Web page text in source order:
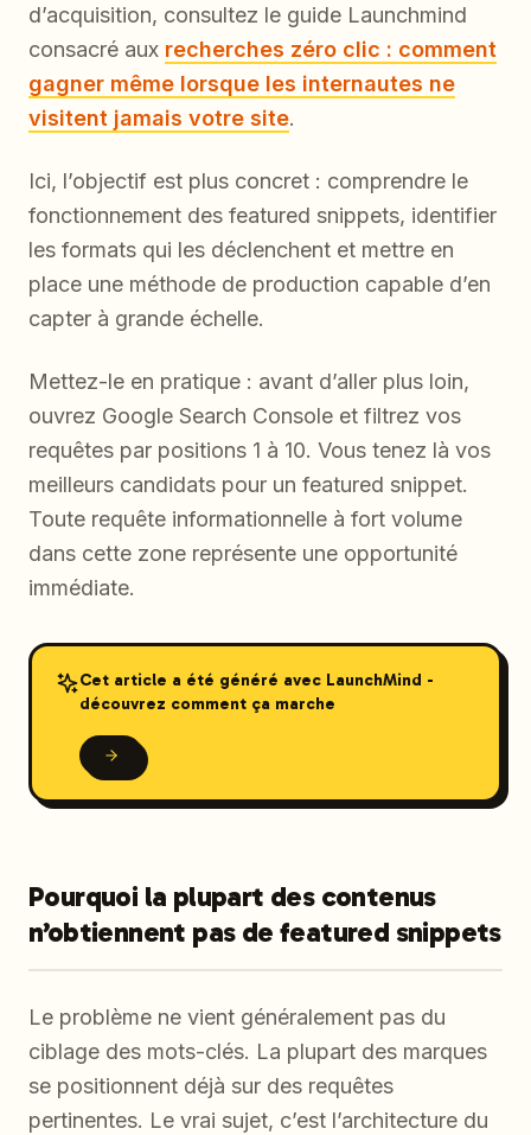
d’acquisition, consultez le guide Launchmind
consacré aux recherches zéro clic : comment
gagner même lorsque les internautes ne
visitent jamais votre site.
Ici, l’objectif est plus concret : comprendre le
fonctionnement des featured snippets, identifier
les formats qui les déclenchent et mettre en
place une méthode de production capable d’en
capter à grande échelle.
Mettez-le en pratique : avant d’aller plus loin,
ouvrez Google Search Console et filtrez vos
requêtes par positions 1 à 10. Vous tenez là vos
meilleurs candidats pour un featured snippet.
Toute requête informationnelle à fort volume
dans cette zone représente une opportunité
immédiate.
Cet article a été généré avec LaunchMind -
découvrez comment ça marche
Pourquoi la plupart des contenus
n’obtiennent pas de featured snippets
Le problème ne vient généralement pas du
ciblage des mots-clés. La plupart des marques
se positionnent déjà sur des requêtes
pertinentes. Le vrai sujet, c’est l’architecture du